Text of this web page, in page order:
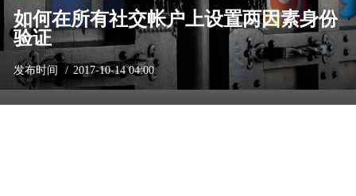
如何在所有社交帐户上设置两因素身份
验证
发布时间 2017-10-14 04:00